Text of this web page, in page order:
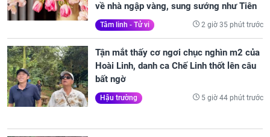
về nhà ngập vàng, sung sướng như Tiên
Tâm linh - Tử vi 2 giờ 35 phút trước
Tận mắt thấy cơ ngơi chục nghìn m2 của
Hoài Linh, danh ca Chế Linh thốt lên câu
bất ngờ
Hậu trường 5 giờ 44 phút trước